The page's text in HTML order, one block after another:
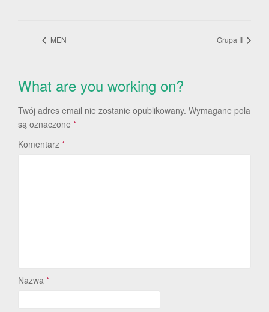
MEN Grupa II
What are you working on?
Twój adres email nie zostanie opublikowany. Wymagane pola
są oznaczone *
Komentarz *
Nazwa *